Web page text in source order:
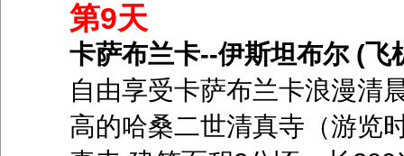
第9天
卡萨布兰卡--伊斯坦布尔 (飞
自由享受卡萨布兰卡浪漫清
高的哈桑二世清真寺（游览